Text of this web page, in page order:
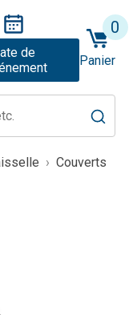
de
0
Panier
Couverts